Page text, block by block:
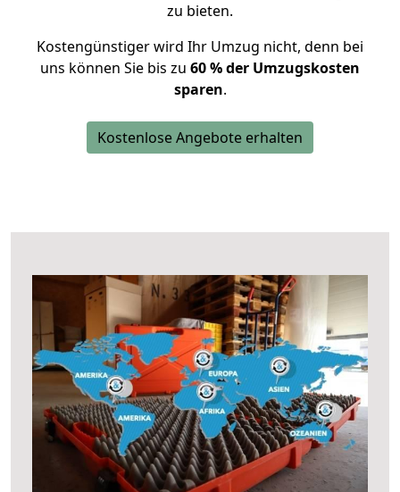
zu bieten.
Kostengünstiger wird Ihr Umzug nicht, denn bei
uns können Sie bis zu 60 % der Umzugskosten
sparen.
Kostenlose Angebote erhalten